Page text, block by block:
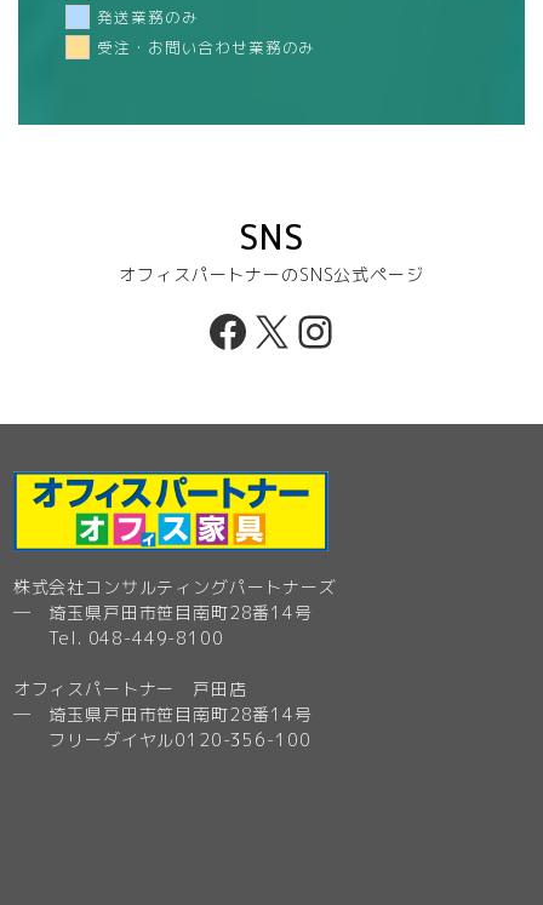
発送業務のみ
受注・お問い合わせ業務のみ
SNS
オフィスパートナーのSNS公式ページ
Facebook
X Instagram
株式会社コンサルティングパートナーズ
─ 埼玉県戸田市笹目南町28番14号
Tel. 048-449-8100
オフィスパートナー 戸田店
─ 埼玉県戸田市笹目南町28番14号
フリーダイヤル0120-356-100